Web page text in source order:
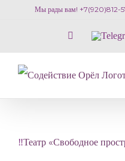
content
Мы рады вам! +7(920)812-
‼Театр «Свободное